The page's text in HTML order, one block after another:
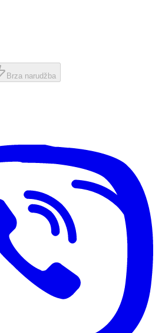
Brza narudžba